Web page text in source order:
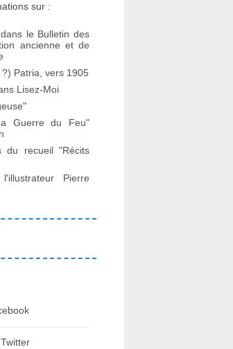
sur :
le Bulletin des
ancienne et de
Patria, vers 1905
Lisez-Moi
Guerre du Feu"
du recueil "Récits
Pierre